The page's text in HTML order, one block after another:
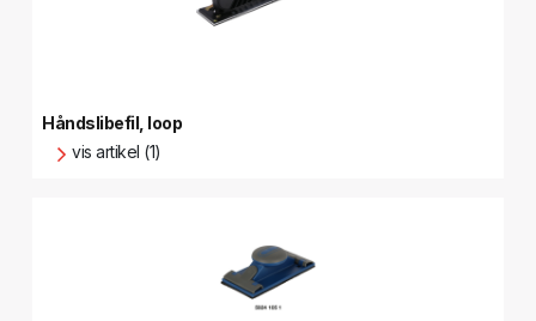
Håndslibefil, loop
vis artikel (1)